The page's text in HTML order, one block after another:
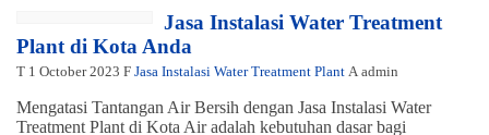
Jasa Instalasi Water Treatment
Plant di Kota Anda
T 1 October 2023 F Jasa Instalasi Water Treatment Plant A admin
Mengatasi Tantangan Air Bersih dengan Jasa Instalasi Water
Treatment Plant di Kota Air adalah kebutuhan dasar bagi